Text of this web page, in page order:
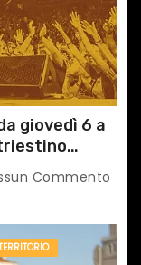
giovedì 6 a
Commento